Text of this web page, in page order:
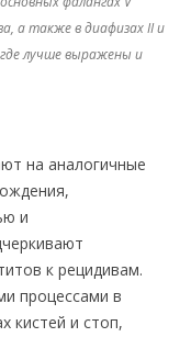
а также в диафизах II и
лучше выражены и
на аналогичные
и
к рецидивам.
процессами в
кистей и стоп,